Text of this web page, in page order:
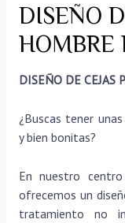
DISEÑO
HOMBRE
DISEÑO DE CEJAS
¿Buscas tener
y bien bonitas?
En nuestro
ofrecemos un
tratamiento no